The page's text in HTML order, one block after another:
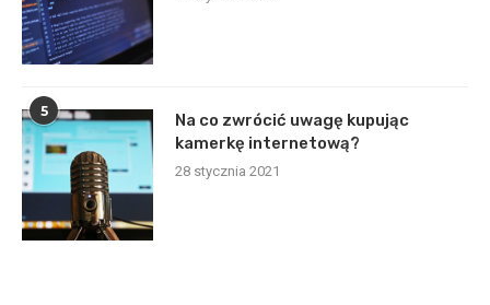
5
Na co zwrócić uwagę kupując
kamerkę internetową?
28 stycznia 2021